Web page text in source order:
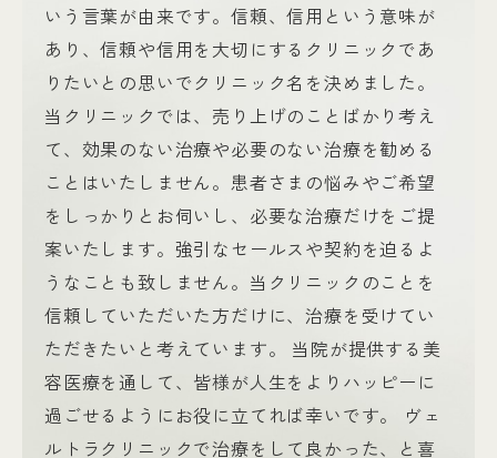
いう言葉が由来です。信頼、信用という意味が
あり、信頼や信用を大切にするクリニックであ
りたいとの思いでクリニック名を決めました。
当クリニックでは、売り上げのことばかり考え
て、効果のない治療や必要のない治療を勧める
ことはいたしません。患者さまの悩みやご希望
をしっかりとお伺いし、必要な治療だけをご提
案いたします。強引なセールスや契約を迫るよ
うなことも致しません。当クリニックのことを
信頼していただいた方だけに、治療を受けてい
ただきたいと考えています。 当院が提供する美
容医療を通して、皆様が人生をよりハッピーに
過ごせるようにお役に立てれば幸いです。 ヴェ
ルトラクリニックで治療をして良かった、と喜